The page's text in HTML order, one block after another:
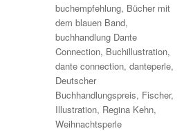
Schlagwörter
buchempfehlung, Bücher mit
dem blauen Band,
buchhandlung Dante
Connection, Buchillustration,
dante connection,danteperle,
Deutscher
Buchhandlungspreis, Fischer,
Illustration, Regina Kehn,
Weihnachtsperle